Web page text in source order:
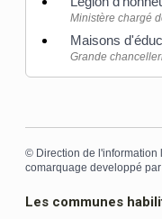
Ministère chargé
Maisons
Grande
© Direction de
comarquage developpé par
Les communes